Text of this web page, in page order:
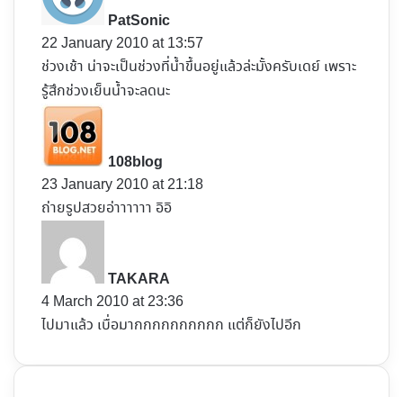
PatSonic
s
:
22 January 2010 at 13:57
ช่วงเช้า น่าจะเป็นช่วงที่น้ำขึ้นอยู่แล้วล่ะมั้งครับเดย์ เพราะ
รู้สึกช่วงเย็นน้ำจะลดนะ
108blog
s
:
23 January 2010 at 21:18
ถ่ายรูปสวยอ่าาาาาา อิอิ
TAKARA
s
:
4 March 2010 at 23:36
ไปมาแล้ว เบื่อมากกกกกกกกกก แต่ก็ยังไปอีก